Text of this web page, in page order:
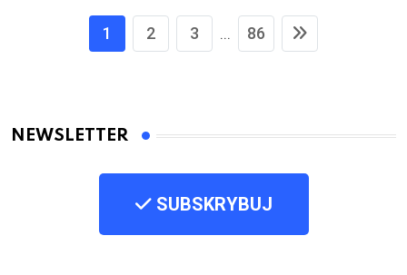
1 2 3 ... 86
NEWSLETTER
SUBSKRYBUJ